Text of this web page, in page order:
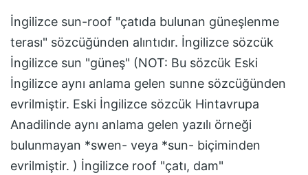
İngilizce sun-roof "çatıda bulunan güneşlenme
terası" sözcüğünden alıntıdır. İngilizce sözcük
İngilizce sun "güneş" (NOT: Bu sözcük Eski
İngilizce aynı anlama gelen sunne sözcüğünden
evrilmiştir. Eski İngilizce sözcük Hintavrupa
Anadilinde aynı anlama gelen yazılı örneği
bulunmayan *swen- veya *sun- biçiminden
evrilmiştir. ) İngilizce roof "çatı, dam"